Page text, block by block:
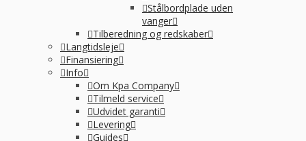
Stålbordplade uden
vanger
Tilberedning og redskaber
Langtidsleje
Finansiering
Info
Om Kpa Company
Tilmeld service
Udvidet garanti
Levering
Guides